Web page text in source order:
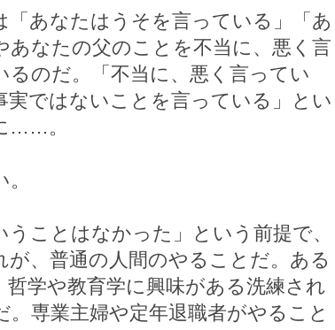
「あなたはうそを言っている」「あ
あなたの父のことを不当に、悪く言
るのだ。「不当に、悪く言ってい
実ではないことを言っている」とい
……。
ことはなかった」という前提で、
、普通の人間のやることだ。ある
学や教育学に興味がある洗練され
専業主婦や定年退職者がやること